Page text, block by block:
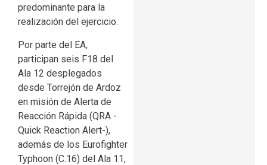
predominante para la
realización del ejercicio.
Por parte del EA,
participan seis F18 del
Ala 12 desplegados
desde Torrejón de Ardoz
en misión de Alerta de
Reacción Rápida (QRA -
Quick Reaction Alert-),
además de los Eurofighter
Typhoon (C.16) del Ala 11,